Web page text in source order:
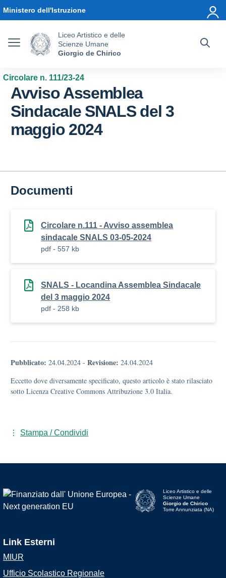
Ministero dell'Istruzione
Liceo Artistico e delle
Scienze Umane
Giorgio de Chirico
Circolare n. 111/23-24
Avviso Assemblea
Sindacale SNALS del 3
maggio 2024
Documenti
Circolare n.111 - Avviso assemblea
sindacale SNALS 03-05-2024
pdf - 557 kb
SNALS - Locandina Assemblea Sindacale
del 3 maggio 2024
pdf - 258 kb
Pubblicato: 24.04.2024 - Revisione: 24.04.2024
Eccetto dove diversamente specificato, questo articolo è stato rilasciato
sotto Licenza Creative Commons Attribuzione 3.0 Italia.
Stampa / Condividi
Liceo Artistico e delle
Scienze Umane
Giorgio de Chirico
Torre Annunziata (NA)
Link Esterni
MIUR
Ufficio Scolastico Regionale